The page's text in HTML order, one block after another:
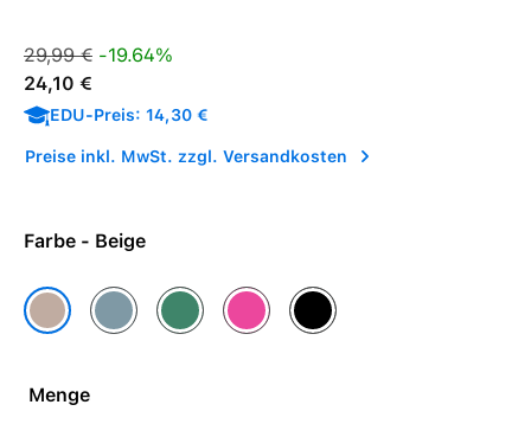
Verkaufspreis:
Regulärer Preis:
29,99 € -19.64%
24,10 €
EDU-Preis: 14,30 €
Preise inkl. MwSt. zzgl. Versandkosten
Farbe - Beige
Beige Blau Grün Pink Schwarz
Menge